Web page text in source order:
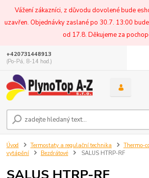
Vážení zákazníci, z důvodu dovolené bude
uzavřen. Objednávky zaslané po 30.7. 13:00
od 17.8. Děkujeme za
+420731448913
(Po-Pá, 8-14 hod.)
Úvod Termostaty a regulační technika Thermo-
vytápění
Bezdrátové SALUS HTRP-RF